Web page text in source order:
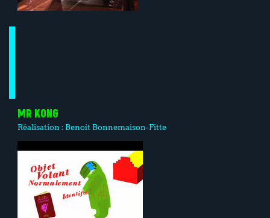
MR KONG
Réalisation : Benoît Bonnemaison-Fitte